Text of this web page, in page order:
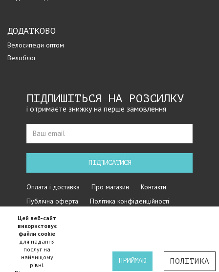
ДОДАТКОВО
Велосипеди оптом
Велоблог
ПІДПИШІТЬСЯ НА РОЗСИЛКУ
і отримаєте знижку на перше замовлення
ПІДПИСАТИСЯ
Оплата і доставка Про магазин
Контакти
Публічна оферта
Політика конфіденційності
Цей веб-сайт
використовує
файли cookie
для надання
послуг на
найвищому
рівні.
ПРИЙМАЮ ПОЛІТИКА